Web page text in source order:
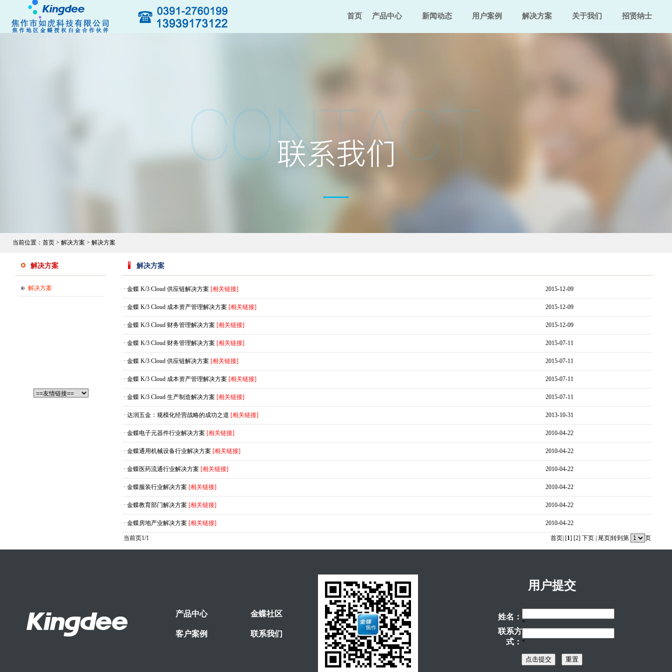
首页 产品中心 新闻动态 用户案例 解决方案 关于我们 招贤纳士
当前位置： 首页 > 解决方案 > 解决方案
解决方案
解决方案
解决方案
· 金蝶 K/3 Cloud 供应链解决方案 [相关链接] 2015-12-09
· 金蝶 K/3 Cloud 成本资产管理解决方案 [相关链接] 2015-12-09
· 金蝶 K/3 Cloud 财务管理解决方案 [相关链接] 2015-12-09
· 金蝶 K/3 Cloud 财务管理解决方案 [相关链接] 2015-07-11
· 金蝶 K/3 Cloud 供应链解决方案 [相关链接] 2015-07-11
· 金蝶 K/3 Cloud 成本资产管理解决方案 [相关链接] 2015-07-11
· 金蝶 K/3 Cloud 生产制造解决方案 [相关链接] 2015-07-11
· 达润五金：规模化经营战略的成功之道 [相关链接] 2013-10-31
· 金蝶电子元器件行业解决方案 [相关链接] 2010-04-22
· 金蝶通用机械设备行业解决方案 [相关链接] 2010-04-22
· 金蝶医药流通行业解决方案 [相关链接] 2010-04-22
· 金蝶服装行业解决方案 [相关链接] 2010-04-22
· 金蝶教育部门解决方案 [相关链接] 2010-04-22
· 金蝶房地产业解决方案 [相关链接] 2010-04-22
当前页1/1 首页 | [1] [2] 下页 尾页|转到第 页
产品中心 金蝶社区
客户案例 联系我们
用户提交
姓名：
*
联系方
式： *